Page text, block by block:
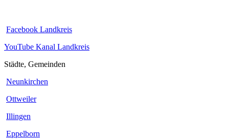
Facebook Landkreis
YouTube Kanal Landkreis
Städte, Gemeinden
Neunkirchen
Ottweiler
Illingen
Eppelborn